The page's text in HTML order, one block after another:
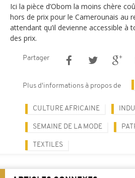
Ici la pièce d’Obom la moins chère
hors de prix pour le Camerounais au
attendant qu’il devienne accessible à
des prix.
Partager
Plus d'informations à propos de
CULTURE AFRICAINE
SEMAINE DE LA MODE
TEXTILES